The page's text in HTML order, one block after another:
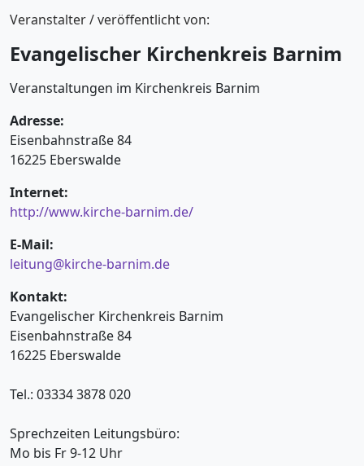
Veranstalter / veröffentlicht von:
Evangelischer Kirchenkreis Barnim
Veranstaltungen im Kirchenkreis Barnim
Adresse:
Eisenbahnstraße 84
16225 Eberswalde
Internet:
http://www.kirche-barnim.de/
E-Mail:
leitung@kirche-barnim.de
Kontakt:
Evangelischer Kirchenkreis Barnim
Eisenbahnstraße 84
16225 Eberswalde
Tel.: 03334 3878 020
Sprechzeiten Leitungsbüro:
Mo bis Fr 9-12 Uhr